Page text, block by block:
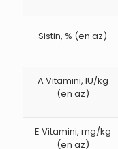
Sistin, % (en az)
A Vitamini, IU/kg
(en az)
E Vitamini, mg/kg
(en az)